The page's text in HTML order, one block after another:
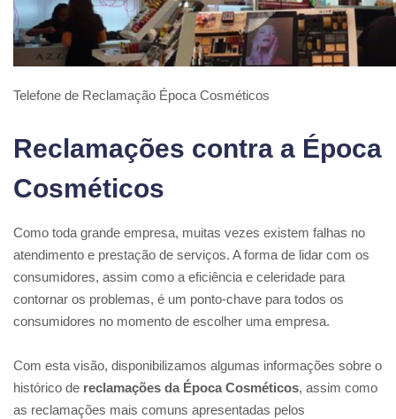
Telefone de Reclamação Época Cosméticos
Reclamações contra a Época
Cosméticos
Como toda grande empresa, muitas vezes existem falhas no
atendimento e prestação de serviços. A forma de lidar com os
consumidores, assim como a eficiência e celeridade para
contornar os problemas, é um ponto-chave para todos os
consumidores no momento de escolher uma empresa.
Com esta visão, disponibilizamos algumas informações sobre o
histórico de reclamações da Época Cosméticos, assim como
as reclamações mais comuns apresentadas pelos